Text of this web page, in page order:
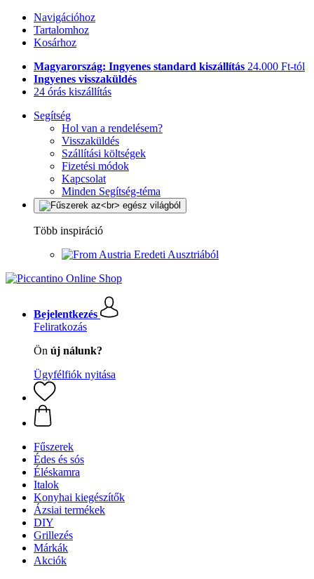
Navigációhoz
Tartalomhoz
Kosárhoz
Magyarország: Ingyenes standard kiszállítás 24.000 Ft-tól
Ingyenes visszaküldés
24 órás kiszállítás
Segítség
Hol van a rendelésem?
Visszaküldés
Szállítási költségek
Fizetési módok
Kapcsolat
Minden Segítség-téma
Több inspiráció
Eredeti Ausztriából
Bejelentkezés
Feliratkozás
Ön új nálunk?
Ügyfélfiók nyitása
Fűszerek
Édes és sós
Éléskamra
Italok
Konyhai kiegészítők
Ázsiai termékek
DIY
Grillezés
Márkák
Akciók